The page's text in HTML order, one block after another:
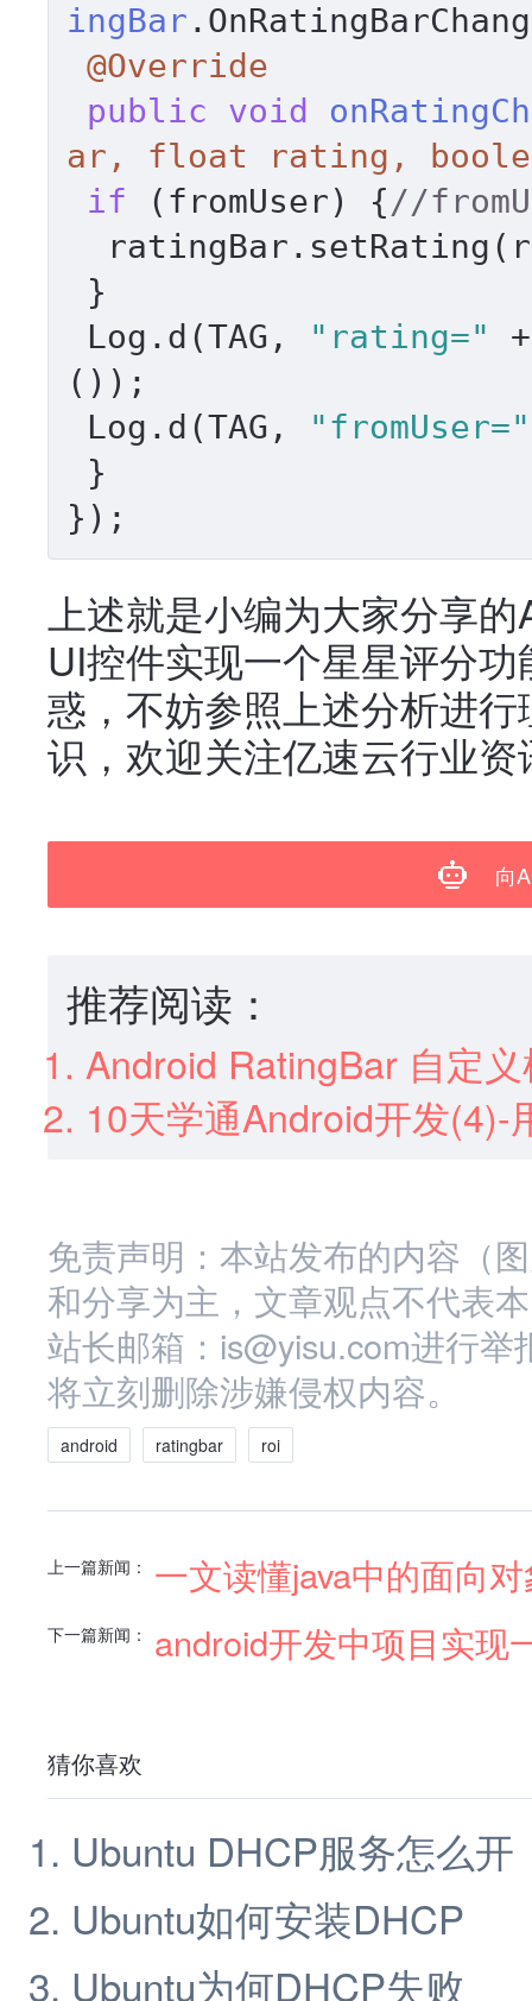
ingBar
@Override
public
void
ar, float rating,
if (fromUser) {//
Log.d(TAG,
"rating="
());
Log.d(TAG,
"fromUser="
});
上述就是小编为大家分享
UI控件实现一个星星评分
惑，不妨参照上述分析进
识，欢迎关注亿速云行业资
向
推荐阅读：
Android RatingBar 自定
10天学通Android开发(4)-
免责声明：本站发布的内容（
和分享为主，文章观点不代表
站长邮箱：is@yisu.com进行
将立刻删除涉嫌侵权内容。
android ratingbar roi
上一篇新闻： 一文读懂java中的面向
下一篇新闻： android开发中项目实现
猜你喜欢
Ubuntu DHCP服务怎么开
Ubuntu如何安装DHCP
Ubuntu为何DHCP失败